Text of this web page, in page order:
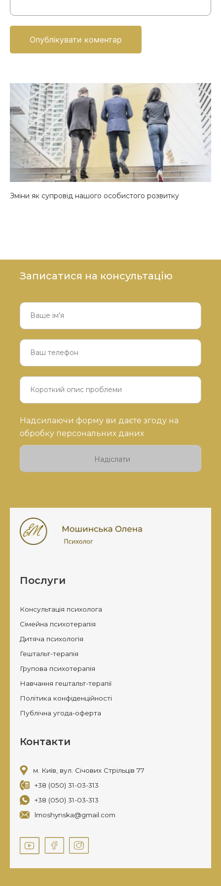
Зміни як супровід нашого особистого розвитку
Записатися на консультацію
Будь
ласка,
залиште
поле
Надсилаючи форму ви даєте згоду на
обробку персональних даних
Послуги
Консультація психолога
Сімейна психотерапія
Дитяча психологія
Гештальт-терапія
Групова психотерапія
Навчання гештальт-терапії
Політика конфіденційності
Публічна угода-оферта
Контакти
м. Київ, вул. Січових Стрільців 77
+38 (050) 31-03-313
+38 (050) 31-03-313
lmoshynska@gmail.com